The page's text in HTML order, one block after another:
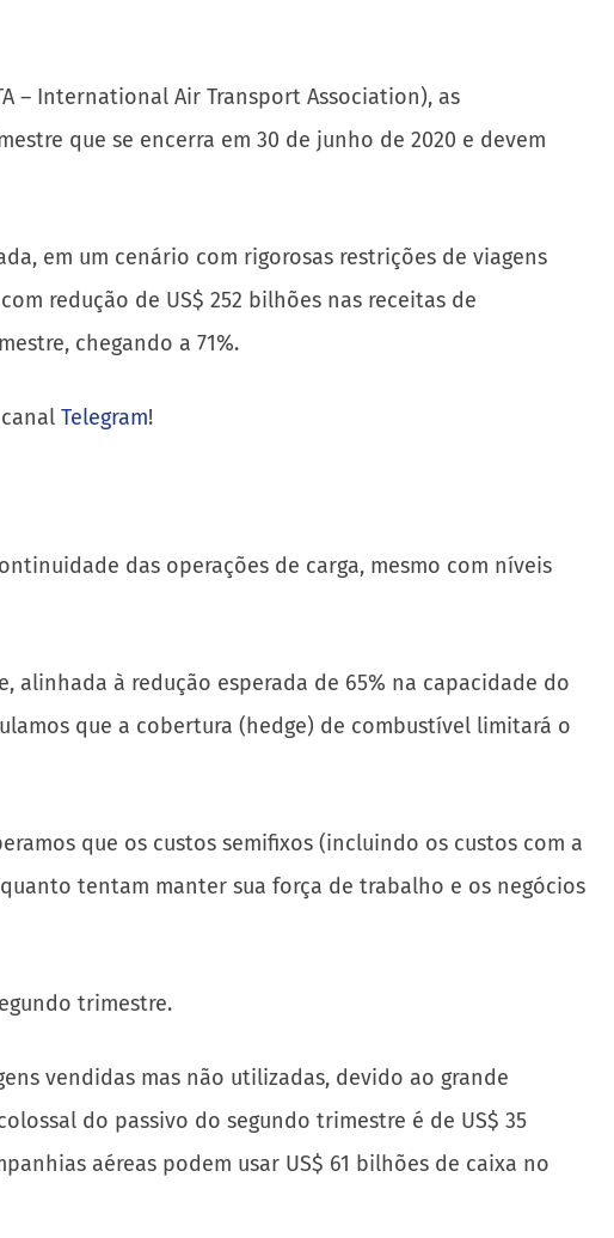
– International Air Transport Association), as
que se encerra em 30 de junho de 2020 e devem
em um cenário com rigorosas restrições de viagens
redução de US$ 252 bilhões nas receitas de
chegando a 71%.
Telegram!
das operações de carga, mesmo com níveis
alinhada à redução esperada de 65% na capacidade do
que a cobertura (hedge) de combustível limitará o
que os custos semifixos (incluindo os custos com a
tentam manter sua força de trabalho e os negócios
trimestre.
vendidas mas não utilizadas, devido ao grande
do passivo do segundo trimestre é de US$ 35
aéreas podem usar US$ 61 bilhões de caixa no